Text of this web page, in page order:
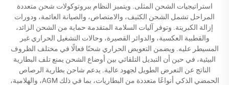
استراتيجيات الشحن المثلى. ويتميز النظام ببروتوكولات شحن متعددة
المراحل تشمل الشحن الكثيف، والامتصاص، والصيانة العائمة، ودورات
إزالة الكبريتة. وتوفر آليات السلامة المتقدمة حماية من الشحن الزائد،
والقطبية العكسية، والدوائر القصيرة، وحالات التشغيل الحراري غير
المسيطر عليه. ويضمن التعويض الحراري شحنًا فعالًا في مختلف الظروف
البيئية، في حين أن التبديل التلقائي بين أوضاع الشحن يمنع تلف البطارية
الناتج عن التعرض الطويل لجهود عالية. يدعم شاحن بطارية الرصاص
الحمضي الذكي أنواعًا متعددة من البطاريات، بما في ذلك AGM، والهلامية،